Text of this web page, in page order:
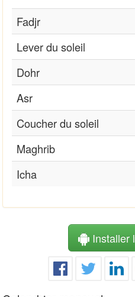
Fadjr
Lever du soleil
Dohr
Asr
Coucher du soleil
Maghrib
Icha
Installer